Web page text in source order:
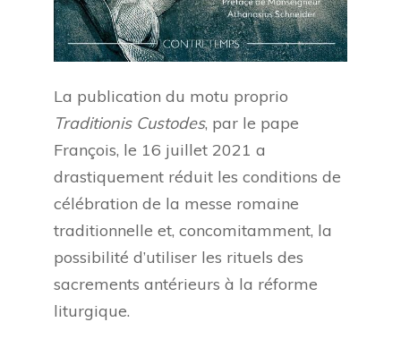
La publication du motu proprio
Traditionis Custodes, par le pape
François, le 16 juillet 2021 a
drastiquement réduit les conditions de
célébration de la messe romaine
traditionnelle et, concomitamment, la
possibilité d’utiliser les rituels des
sacrements antérieurs à la réforme
liturgique.